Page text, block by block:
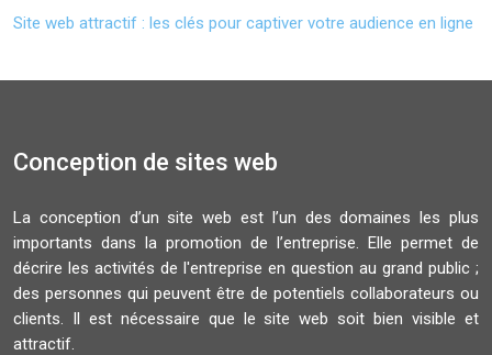
Site web attractif : les clés pour captiver votre audience en ligne
Conception de sites web
La conception d’un site web est l’un des domaines les plus
importants dans la promotion de l’entreprise. Elle permet de
décrire les activités de l'entreprise en question au grand public ;
des personnes qui peuvent être de potentiels collaborateurs ou
clients. Il est nécessaire que le site web soit bien visible et
attractif.